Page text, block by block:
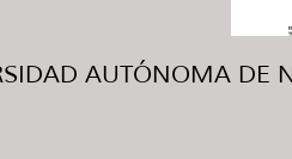
AUTÓNOMA DE